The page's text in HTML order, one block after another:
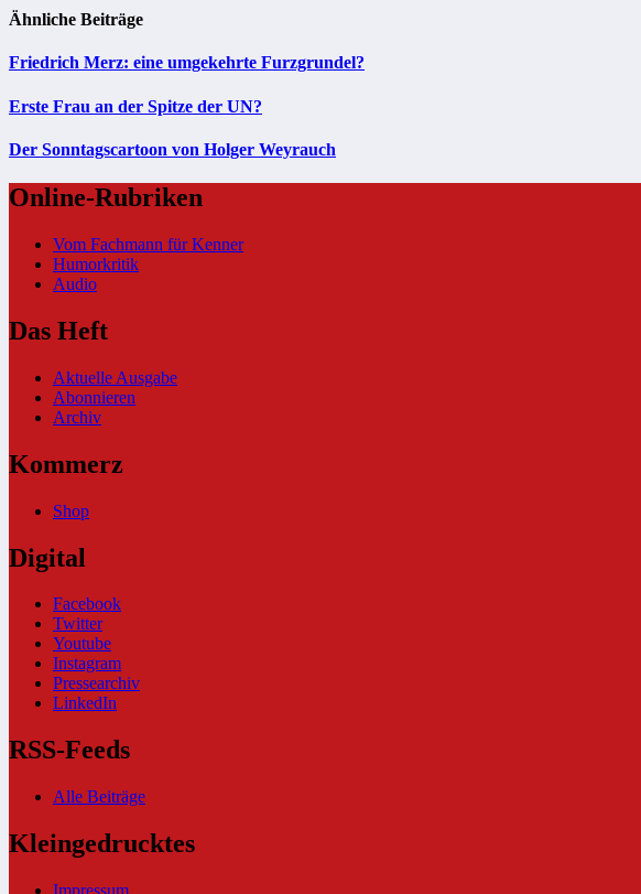
Ähnliche Beiträge
Friedrich Merz: eine umgekehrte Furzgrundel?
Erste Frau an der Spitze der UN?
Der Sonntagscartoon von Holger Weyrauch
Online-Rubriken
Vom Fachmann für Kenner
Humorkritik
Audio
Das Heft
Aktuelle Ausgabe
Abonnieren
Archiv
Kommerz
Shop
Digital
Facebook
Twitter
Youtube
Instagram
Pressearchiv
LinkedIn
RSS-Feeds
Alle Beiträge
Kleingedrucktes
Impressum